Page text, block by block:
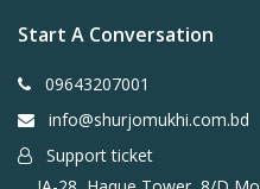
Start A Conversation
09643207001
info@shurjomukhi.com.bd
Support ticket